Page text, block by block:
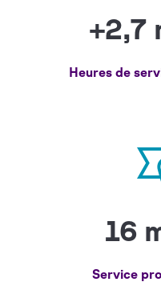
+2,7
Heures de
16
Service